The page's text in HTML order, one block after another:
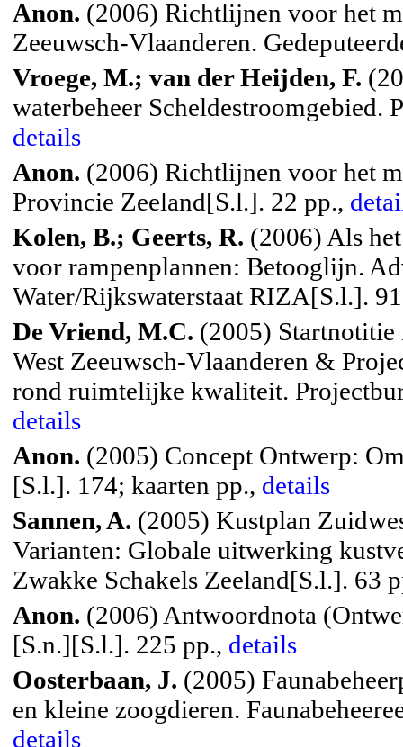
Anon. (2006) Richtlijnen voor het
Zeeuwsch-Vlaanderen.
Vroege, M.; van der Heijden, F.
waterbeheer
details
Anon. (2006) Richtlijnen voor het
Provincie Zeeland[S.l.]. 22 pp.,
Kolen, B.; Geerts, R. (2006) Als
voor rampenplannen: Betooglijn.
Water/Rijkswaterstaat RIZA[S.l.].
De Vriend, M.C. (2005) Startnotitie
West Zeeuwsch-Vlaanderen &
rond ruimtelijke kwaliteit.
details
Anon. (2005) Concept Ontwerp:
[S.l.]. 174; kaarten pp., details
Sannen, A. (2005) Kustplan
Varianten: Globale uitwerking
Zwakke Schakels Zeeland[S.l.]. 63
Anon. (2006) Antwoordnota
[S.n.][S.l.]. 225 pp., details
Oosterbaan, J. (2005)
en kleine zoogdieren.
details